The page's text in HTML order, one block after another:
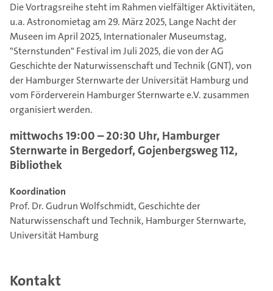
Die Vortragsreihe steht im Rahmen vielfältiger Aktivitäten,
u.a. Astronomietag am 29. März 2025, Lange Nacht der
Museen im April 2025, Internationaler Museumstag,
"Sternstunden" Festival im Juli 2025, die von der AG
Geschichte der Naturwissenschaft und Technik (GNT), von
der Hamburger Sternwarte der Universität Hamburg und
vom Förderverein Hamburger Sternwarte e.V. zusammen
organisiert werden.
mittwochs 19:00 – 20:30 Uhr, Hamburger
Sternwarte in Bergedorf, Gojenbergsweg 112,
Bibliothek
Koordination
Prof. Dr. Gudrun Wolfschmidt, Geschichte der
Naturwissenschaft und Technik, Hamburger Sternwarte,
Universität Hamburg
Kontakt